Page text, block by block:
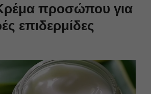
προσώπου για
επιδερμίδες